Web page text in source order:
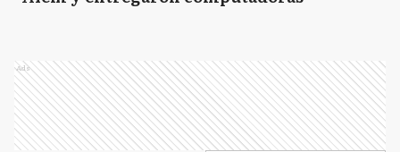
Ads